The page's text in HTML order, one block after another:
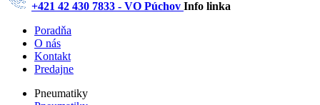
+421 42 430 7833 - VO Púchov Info linka
Poradňa
O nás
Kontakt
Predajne
Pneumatiky